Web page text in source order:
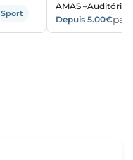
Sport
AMAS –Auditório
António Silva
Depuis 5.00€par